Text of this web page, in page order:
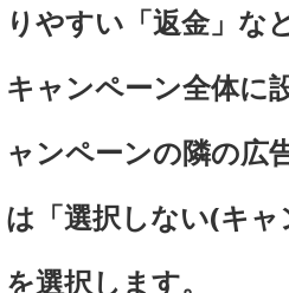
りやすい「返金」な
キャンペーン全体に
ャンペーンの隣の広
は「選択しない(キャ
を選択します。